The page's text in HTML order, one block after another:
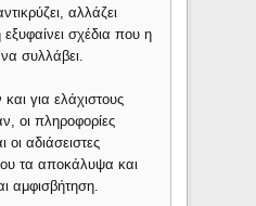
αλλάζει
σχέδια που η
συλλάβει.
και για ελάχιστους
οι πληροφορίες
οι αδιάσειστες
τα αποκάλυψα και
αμφισβήτηση.